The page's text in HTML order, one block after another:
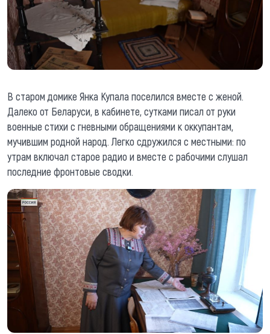
В старом домике Янка Купала поселился вместе с женой.
Далеко от Беларуси, в кабинете, сутками писал от руки
военные стихи с гневными обращениями к оккупантам,
мучившим родной народ. Легко сдружился с местными: по
утрам включал старое радио и вместе с рабочими слушал
последние фронтовые сводки.